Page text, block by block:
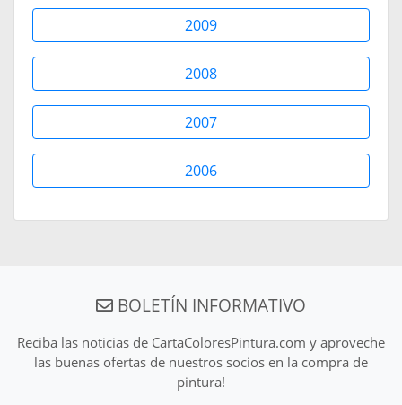
2009
2008
2007
2006
BOLETÍN INFORMATIVO
Reciba las noticias de CartaColoresPintura.com y aproveche
las buenas ofertas de nuestros socios en la compra de
pintura!